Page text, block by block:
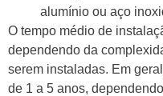
alumínio ou aço
O tempo médio de
dependendo da
serem instaladas. Em
de 1 a 5 anos,